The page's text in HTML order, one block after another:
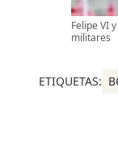
Felipe VI
militares
ETIQUETAS: